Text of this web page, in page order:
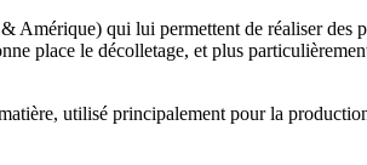
qui lui permettent de réaliser des
place le décolletage, et plus
utilisé principalement pour la